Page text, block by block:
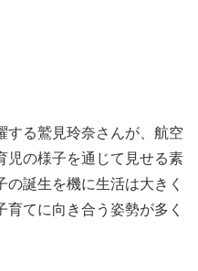
する鷲見玲奈さんが、航空
児の様子を通じて見せる素
誕生を機に生活は大きく
てに向き合う姿勢が多く